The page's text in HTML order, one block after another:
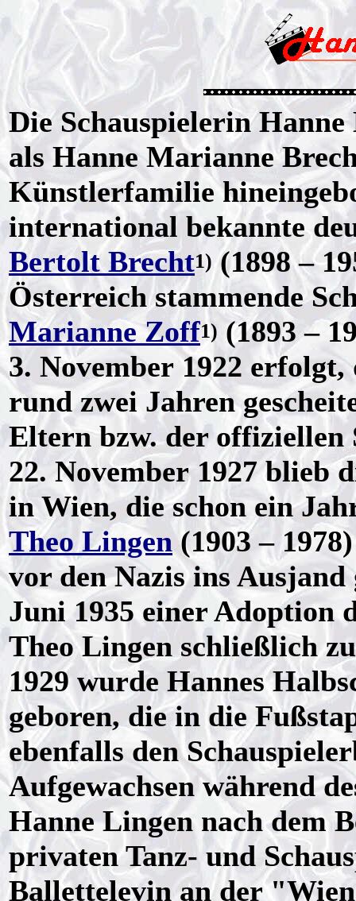
Die Schauspielerin
als Hanne Marianne
Künstlerfamilie
international bekannte
Bertolt Brecht1) (1898 –
Österreich stammende
Marianne Zoff1) (1893 –
3. November 1922
rund zwei Jahren
Eltern bzw. der offiziellen
22. November 1927 blieb
in Wien, die schon ein
Theo Lingen(1903 –
vor den Nazis ins
Juni 1935 einer Adoption
Theo Lingen schließlich
1929 wurde Hannes
geboren, die in die
ebenfalls den
Aufgewachsen während
Hanne Lingen nach dem
privaten Tanz- und
Ballettelevin an der